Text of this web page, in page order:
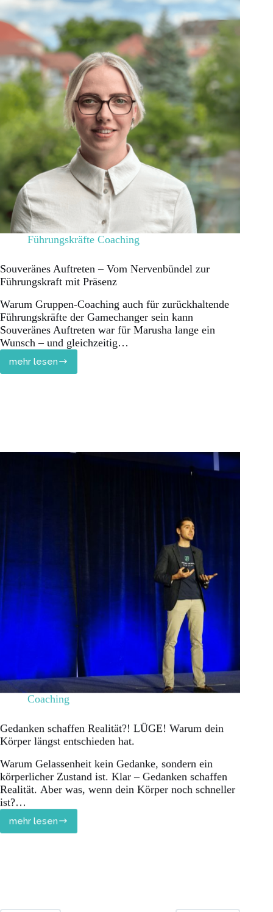
Führungskräfte Coaching
Souveränes Auftreten – Vom Nervenbündel zur
Führungskraft mit Präsenz
Warum Gruppen-Coaching auch für zurückhaltende
Führungskräfte der Gamechanger sein kann
Souveränes Auftreten war für Marusha lange ein
Wunsch – und gleichzeitig…
mehr lesen
Coaching
Gedanken schaffen Realität?! LÜGE! Warum dein
Körper längst entschieden hat.
Warum Gelassenheit kein Gedanke, sondern ein
körperlicher Zustand ist. Klar – Gedanken schaffen
Realität. Aber was, wenn dein Körper noch schneller
ist?…
mehr lesen